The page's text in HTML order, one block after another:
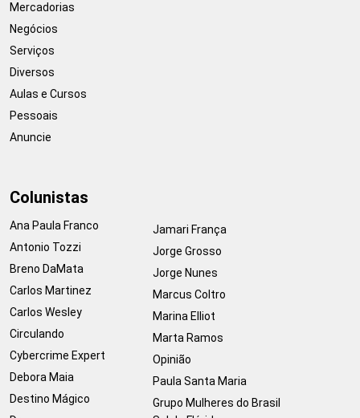
Mercadorias
Negócios
Serviços
Diversos
Aulas e Cursos
Pessoais
Anuncie
Colunistas
Ana Paula Franco
Antonio Tozzi
Breno DaMata
Carlos Martinez
Carlos Wesley
Circulando
Cybercrime Expert
Debora Maia
Destino Mágico
Jamari França
Jorge Grosso
Jorge Nunes
Marcus Coltro
Marina Elliot
Marta Ramos
Opinião
Paula Santa Maria
Grupo Mulheres do Brasil